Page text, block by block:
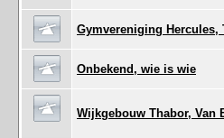
Gymvereniging Hercules,
Onbekend, wie is wie
Wijkgebouw Thabor, Van